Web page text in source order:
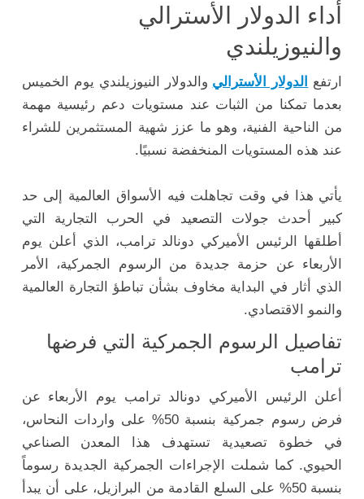
أداء الدولار الأسترالي
والنيوزيلندي
ارتفع الدولار الأسترالي والدولار النيوزيلندي يوم الخميس
بعدما تمكنا من الثبات عند مستويات دعم رئيسية مهمة
من الناحية الفنية، وهو ما عزز شهية المستثمرين للشراء
عند هذه المستويات المنخفضة نسبيًا.
يأتي هذا في وقت تجاهلت فيه الأسواق العالمية إلى حد
كبير أحدث جولات التصعيد في الحرب التجارية التي
أطلقها الرئيس الأميركي دونالد ترامب، الذي أعلن يوم
الأربعاء عن حزمة جديدة من الرسوم الجمركية، الأمر
الذي أثار في البداية مخاوف بشأن تباطؤ التجارة العالمية
والنمو الاقتصادي.
تفاصيل الرسوم الجمركية التي فرضها
ترامب
أعلن الرئيس الأميركي دونالد ترامب يوم الأربعاء عن
فرض رسوم جمركية بنسبة 50% على واردات النحاس،
في خطوة تصعيدية تستهدف هذا المعدن الصناعي
الحيوي. كما شملت الإجراءات الجمركية الجديدة رسوماً
بنسبة 50% على السلع القادمة من البرازيل، على أن يبدأ